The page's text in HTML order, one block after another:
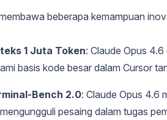
beberapa kemampuan
1 Juta Token: Claude Opus
basis kode besar dalam Cursor
Bench 2.0: Claude Opus 4.6
pesaing dalam tugas